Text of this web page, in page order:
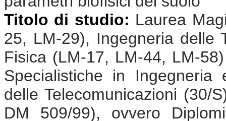
Titolo di studio: Laurea
25, LM-29), Ingegneria delle
Fisica (LM-17, LM-44, LM-
Specialistiche in Ingegneria
delle Telecomunicazioni (30/
DM 509/99), ovvero